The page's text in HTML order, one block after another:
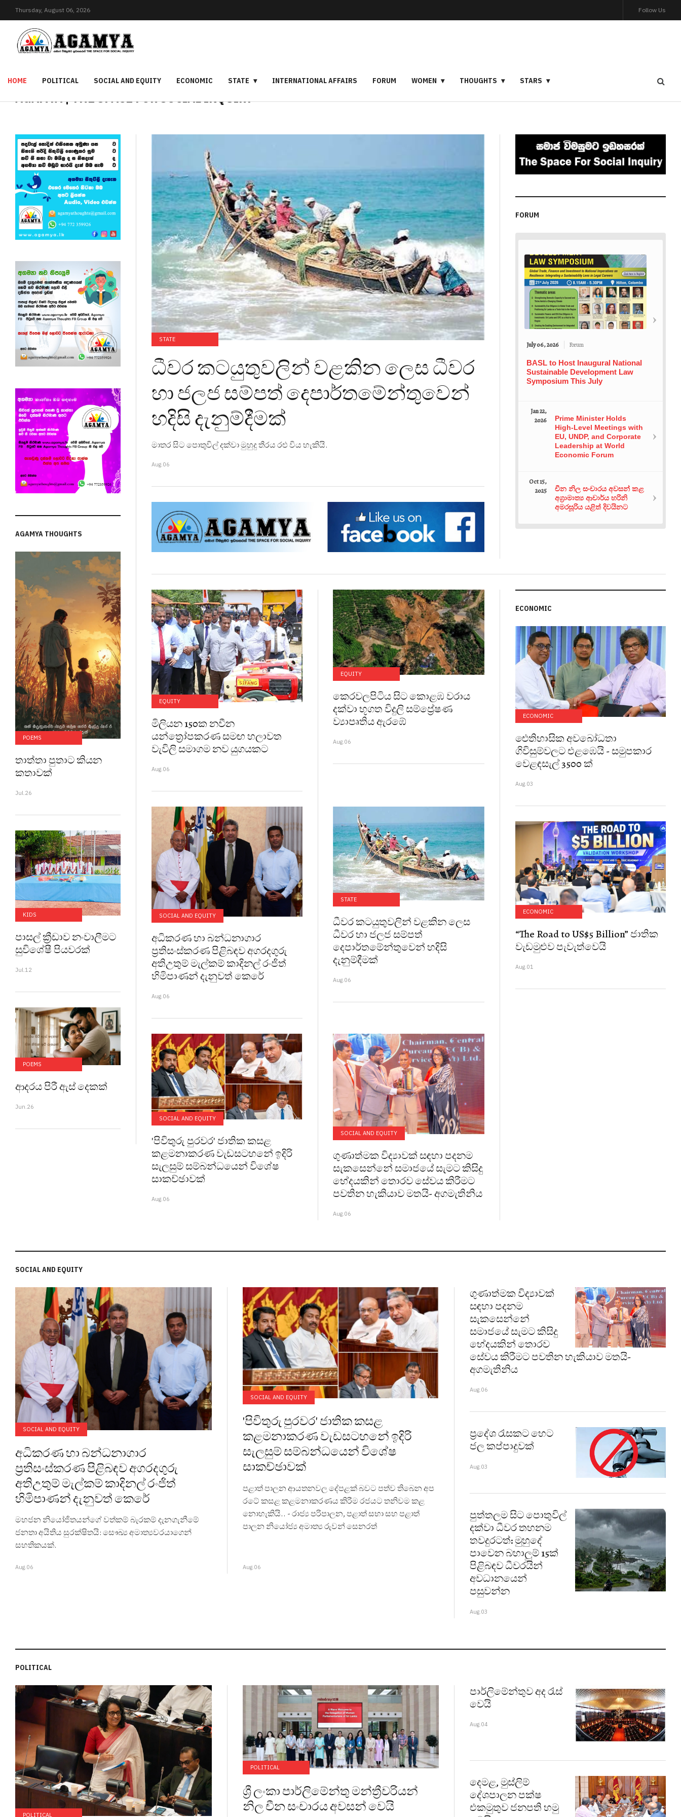
Thursday, August 06, 2026 Follow Us
HOME POLITICAL SOCIAL AND EQUITY ECONOMIC STATE INTERNATIONAL AFFAIRS FORUM WOMEN THOUGHTS STARS
AGAMYA | THE SPACE FOR SOCIAL INQUIRY
AGAMYA THOUGHTS
POEMS
තාත්තා පුතාට කියන
කතාවක්
Jul.26
KIDS
පාසල් ක්‍රීඩාව නංවාලීමට
සුවිශේෂී පියවරක්
Jul.12
POEMS
ආදරය පිරී ඇස් දෙකක්
Jun.26
STATE
ධීවර කටයුතුවලින් වළකින ලෙස ධීවර
හා ජලජ සම්පත් දෙපාර්තමේන්තුවෙන්
හදිසි දැනුම්දීමක්
මාතර සිට පොතුවිල් දක්වා මුහුදු තීරය රළු විය හැකියි.
Aug.06
FORUM
July 06, 2026 Forum
BASL to Host Inaugural National
Sustainable Development Law
Symposium This July
Jan 22,
2026
Prime Minister Holds
High-Level Meetings with
EU, UNDP, and Corporate
Leadership at World
Economic Forum
Oct 15,
2025
චීන නිල සංචාරය අවසන් කළ
අග්‍රාමාත්‍ය ආචාර්ය හරිනි
අමරසූරිය යළිත් දිවයිනට
EQUITY
මිලියන 150ක නවීන
යන්ත්‍රෝපකරණ සමඟ හලාවත
වැවිලි සමාගම නව යුගයකට
Aug.06
EQUITY
කෙරවලපිටිය සිට කොළඹ වරාය
දක්වා භූගත විදුලි සම්ප්‍රේෂණ
ව්‍යාපෘතිය ඇරඹේ
Aug.06
SOCIAL AND EQUITY
අධිකරණ හා බන්ධනාගාර
ප්‍රතිසංස්කරණ පිළිබඳව අගරදගුරු
අතිඋතුම් මැල්කම් කාදිනල් රංජිත්
හිමිපාණන් දැනුවත් කෙරේ
Aug.06
STATE
ධීවර කටයුතුවලින් වළකින ලෙස
ධීවර හා ජලජ සම්පත්
දෙපාර්තමේන්තුවෙන් හදිසි
දැනුම්දීමක්
Aug.06
SOCIAL AND EQUITY
'පිවිතුරු පුරවර' ජාතික කසළ
කළමනාකරණ වැඩසටහනේ ඉදිරි
සැලසුම් සම්බන්ධයෙන් විශේෂ
සාකච්ඡාවක්
Aug.06
SOCIAL AND EQUITY
ගුණාත්මක විද්‍යාවක් සඳහා පදනම
සැකසෙන්නේ සමාජයේ සැමට කිසිදු
භේදයකින් තොරව සේවය කිරීමට
පවතින හැකියාව මතයි- අගමැතිනිය
Aug.06
ECONOMIC
ECONOMIC
ඓතිහාසික අවබෝධතා
ගිවිසුම්වලට එළඹෙයි - සමුපකාර
වෙළඳසැල් 3500 ක්
Aug.03
ECONOMIC
“The Road to US$5 Billion” ජාතික
වැඩමුළුව පැවැත්වෙයි
Aug.01
SOCIAL AND EQUITY
SOCIAL AND EQUITY
අධිකරණ හා බන්ධනාගාර
ප්‍රතිසංස්කරණ පිළිබඳව අගරදගුරු
අතිඋතුම් මැල්කම් කාදිනල් රංජිත්
හිමිපාණන් දැනුවත් කෙරේ
මහජන නියෝජිතයන්ගේ වත්කම් බැරකම් දැනගැනීමේ
ජනතා අයිතිය සුරක්ෂිතයි: සෞඛ්‍ය අමාත්‍යවරයාගෙන්
සහතිකයක්.
Aug.06
SOCIAL AND EQUITY
'පිවිතුරු පුරවර' ජාතික කසළ
කළමනාකරණ වැඩසටහනේ ඉදිරි
සැලසුම් සම්බන්ධයෙන් විශේෂ
සාකච්ඡාවක්
පළාත් පාලන ආයතනවල දේපළක් බවට පත්ව තිබෙන අප
රටේ කසළ කළමනාකරණය කිරීම රජයට තනිවම කළ
නොහැකියි.. - රාජ්‍ය පරිපාලන, පළාත් සභා සහ පළාත්
පාලන නියෝජ්‍ය අමාත්‍ය රුවන් සෙනරත්
Aug.06
ගුණාත්මක විද්‍යාවක්
සඳහා පදනම
සැකසෙන්නේ
සමාජයේ සැමට කිසිදු
භේදයකින් තොරව
සේවය කිරීමට පවතින හැකියාව මතයි-
අගමැතිනිය
Aug.06
ප්‍රදේශ රැසකට හෙට
ජල කප්පාදුවක්
Aug.03
පුත්තලම සිට පොතුවිල්
දක්වා ධීවර තහනම
තවදුරටත්: මුහුදේ
පාවෙන බහාලුම් 15ක්
පිළිබඳව ධීවරයින්
අවධානයෙන්
පසුවන්න
Aug.03
POLITICAL
POLITICAL
POLITICAL
ශ්‍රී ලංකා පාර්ලිමේන්තු මන්ත්‍රීවරියන්
නිල චීන සංචාරය අවසන් වෙයි
පාර්ලිමේන්තුව අද රැස්
වෙයි
Aug.04
දෙමළ, මුස්ලිම්
දේශපාලන පක්ෂ
එකමුතුව ජනපති හමු